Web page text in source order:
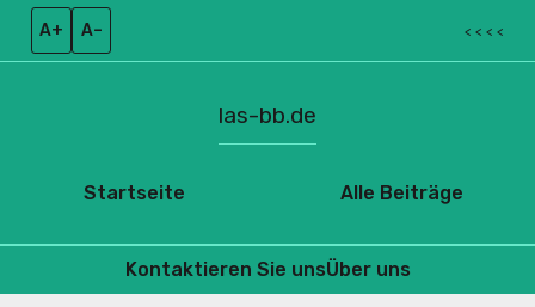
A+ A– < < < <
Startseite
las-bb.de
Alle Beiträge
Kontaktieren Sie unsÜber uns